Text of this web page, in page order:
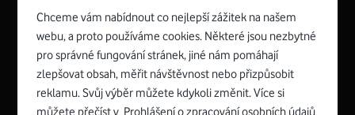
Zyxel VMG8623-T50B:
Rozměry modemu jsou 16 x 22 x 7,5 cm (včetně stojánku)
a nabízí 4 gigabitové LAN porty a bezdrátové připojení Wi-
Spojte se s Vodafonem
Chceme vám nabídnout co nejlepší zážitek na našem
webu, a proto používáme cookies. Některé jsou nezbytné
pro správné fungování stránek, jiné nám pomáhají
zlepšovat obsah, měřit návštěvnost nebo přizpůsobit
reklamu. Svůj výběr můžete kdykoli změnit. Více si
můžete přečíst v Prohlášení o zpracování osobních údajů